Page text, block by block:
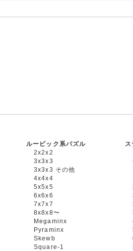
ルービック系パズル
2x2x2
3x3x3
3x3x3 その他
4x4x4
5x5x5
6x6x6
7x7x7
8x8x8〜
Megaminx
Pyraminx
Skewb
Square-1